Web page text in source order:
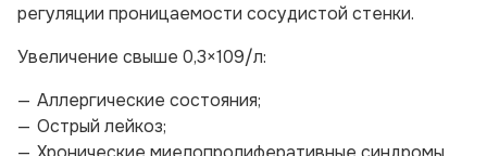
регуляции проницаемости сосудистой стенки.
Увеличение свыше 0,3×109/л:
Аллергические состояния;
Острый лейкоз;